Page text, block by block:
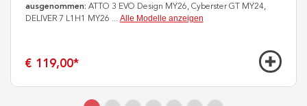
ausgenommen: ATTO 3 EVO Design MY26, Cyberster GT MY24,
DELIVER 7 L1H1 MY26 ... Alle Modelle anzeigen
€ 119,00*